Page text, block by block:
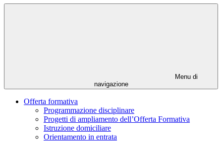
Menu di
navigazione
Offerta formativa
Programmazione disciplinare
Progetti di ampliamento dell’Offerta Formativa
Istruzione domiciliare
Orientamento in entrata